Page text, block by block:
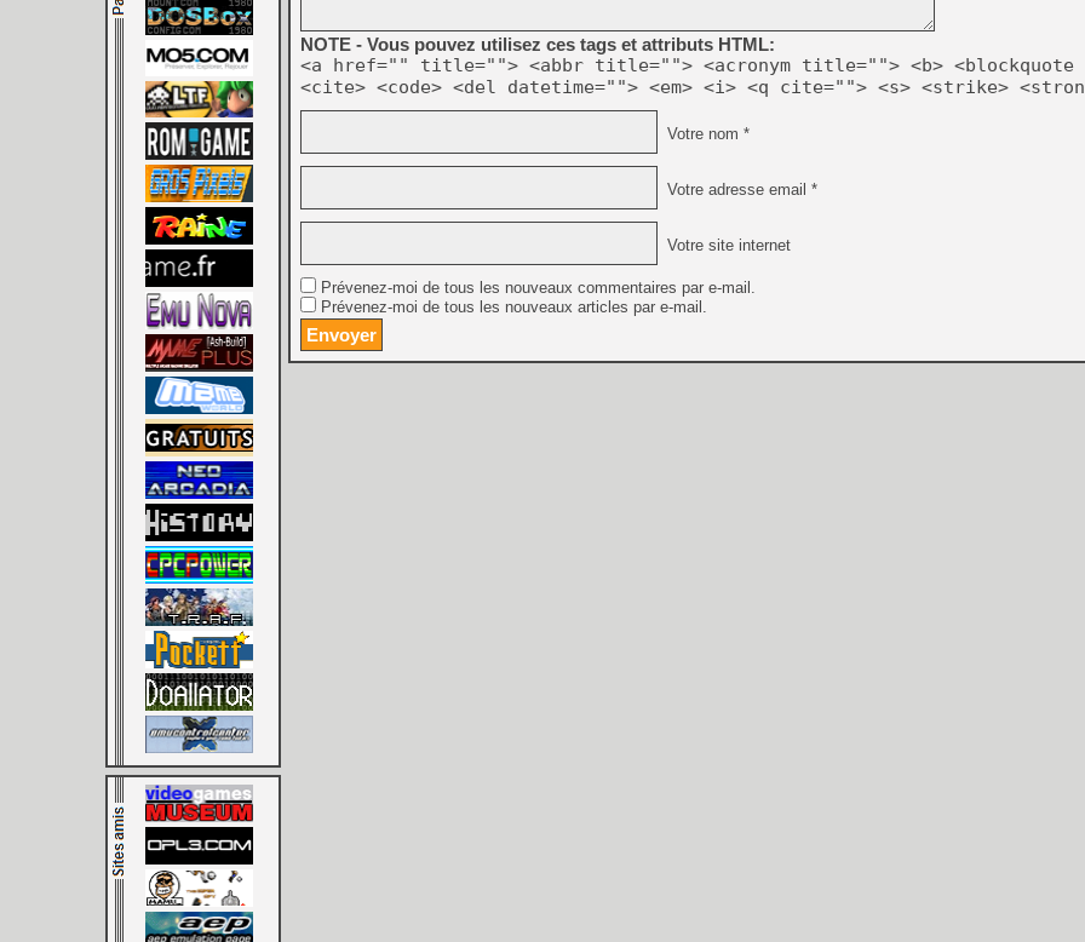
[LS] [Switch] NSZ 5.0.0
[GK] No More Room in
[GK] Un chatbot Atelier
[GK] Mémoire cash -
[GK] Nvidia : le prix des
[GK] Suikoden Star Leap
[Mo5] La mini borne
[GK] Pourquoi Marvel
NOTE - Vous pouvez utilisez ces tags et attributs HTML:
<a href="" title=""> <abbr title=""> <acronym title=""> <b> <blockquote
<cite> <code> <del datetime=""> <em> <i> <q cite=""> <s> <strike>
Votre nom *
Votre adresse email *
Votre site internet
Prévenez-moi de tous les nouveaux commentaires par e-mail.
Prévenez-moi de tous les nouveaux articles par e-mail.